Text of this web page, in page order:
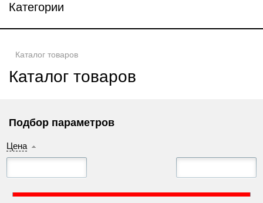
Категории
Каталог товаров
Каталог товаров
Подбор параметров
Цена